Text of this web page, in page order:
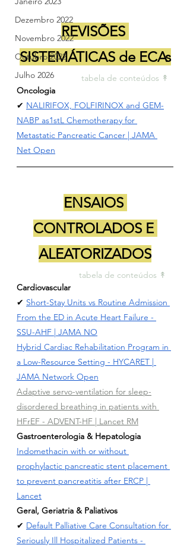
Dezembro 2022
Novembro 2022
Outubro 2022
Julho 2026
REVISÕES
SISTEMÁTICAS de ECAs
tabela de conteúdos ↟
Oncologia
✔ NALIRIFOX, FOLFIRINOX and GEM-
NABP as1stL Chemotherapy for
Metastatic Pancreatic Cancer | JAMA
Net Open
ENSAIOS
CONTROLADOS E
ALEATORIZADOS
tabela de conteúdos ↟
Cardiovascular
✔ Short-Stay Units vs Routine Admission
From the ED in Acute Heart Failure -
SSU-AHF | JAMA NO
Hybrid Cardiac Rehabilitation Program in
a Low-Resource Setting - HYCARET |
JAMA Network Open
Adaptive servo-ventilation for sleep-
disordered breathing in patients with
HFrEF - ADVENT-HF | Lancet RM
Gastroenterologia & Hepatologia
Indomethacin with or without
prophylactic pancreatic stent placement
to prevent pancreatitis after ERCP |
Lancet
Geral, Geriatria & Paliativos
✔ Default Palliative Care Consultation for
Seriously Ill Hospitalized Patients -